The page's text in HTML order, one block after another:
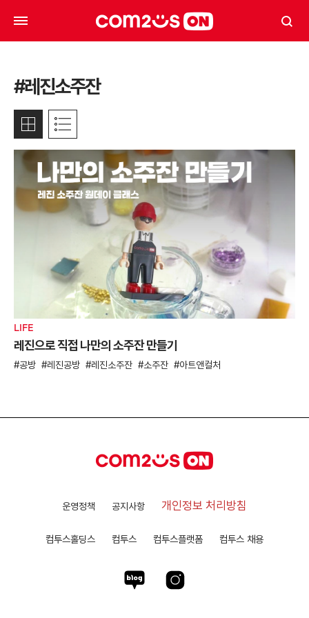
#레진소주잔
LIFE
레진으로 직접 나만의 소주잔 만들기
공방 레진공방 레진소주잔 소주잔 아트앤컬처
운영정책 공지사항 개인정보 처리방침
컴투스홀딩스 컴투스 컴투스플랫폼 컴투스 채용